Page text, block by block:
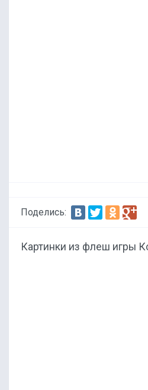
Поделись:
Картинки из флеш игры